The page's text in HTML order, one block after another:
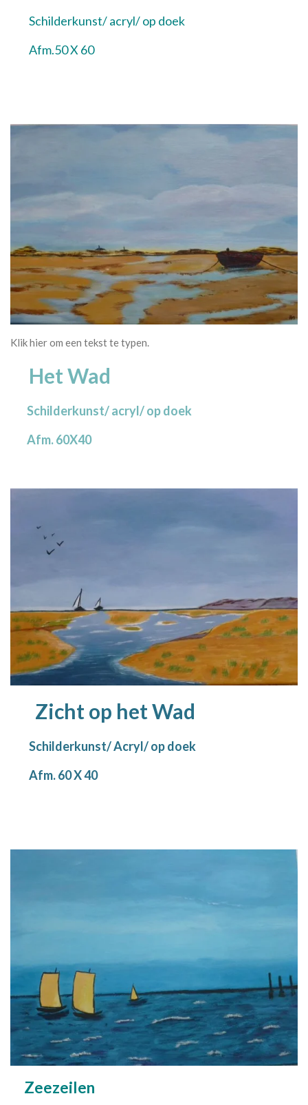
Schilderkunst/ acryl/ op doek
Afm.50 X 60
Klik hier om een tekst te typen.
Het Wad
Schilderkunst/ acryl/ op doek
Afm. 60X40
Zicht op het Wad
Schilderkunst/ Acryl/ op doek
Afm. 60 X 40
Zeezeilen